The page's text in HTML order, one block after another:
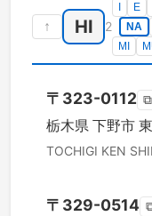
↑ HI 2
E
NA
MI
〒 323-0112 ⧉
栃木県 下野市
TOCHIGI KEN
〒 329-0514